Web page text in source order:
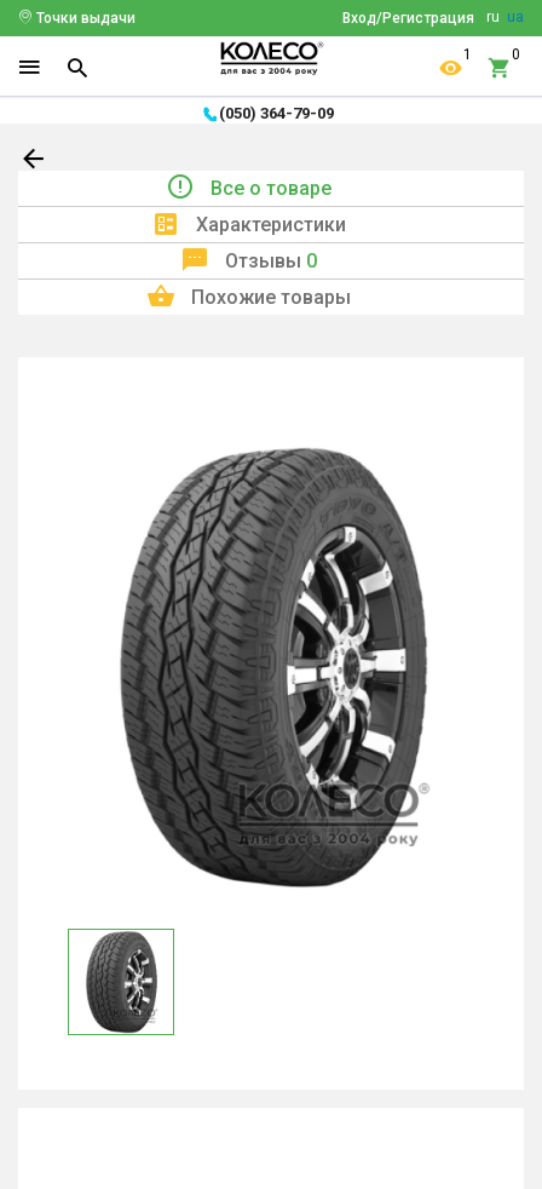
ru ua
Вход/Регистрация
Точки выдачи
1 0
(050) 364-79-09
Все о товаре
Характеристики
Отзывы 0
Похожие товары